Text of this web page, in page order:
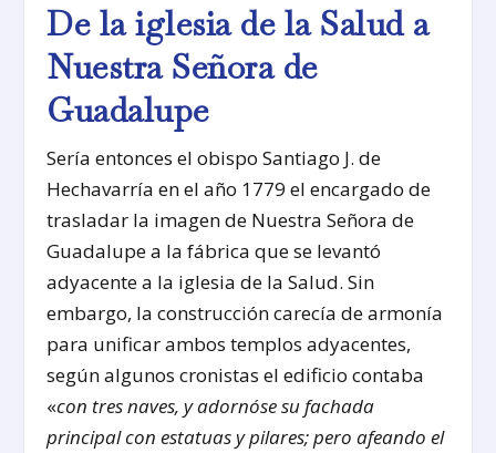
De la iglesia de la Salud a
Nuestra Señora de
Guadalupe
Sería entonces el obispo Santiago J. de
Hechavarría en el año 1779 el encargado de
trasladar la imagen de Nuestra Señora de
Guadalupe a la fábrica que se levantó
adyacente a la iglesia de la Salud. Sin
embargo, la construcción carecía de armonía
para unificar ambos templos adyacentes,
según algunos cronistas el edificio contaba
«con tres naves, y adornóse su fachada
principal con estatuas y pilares; pero afeando el